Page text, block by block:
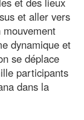
et aller vers
dynamique et
se déplace
participants
dans la